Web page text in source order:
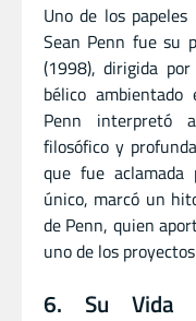
Uno de los
Sean Penn fue su
(1998), dirigida
bélico
Penn interpretó
filosófico y
que fue
único, marcó un
de Penn, quien
uno de los
6. Su Vida